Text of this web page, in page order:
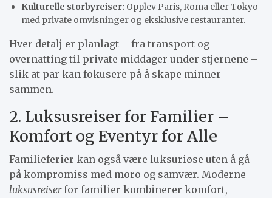
Kulturelle storbyreiser: Opplev Paris, Roma eller Tokyo
med private omvisninger og eksklusive restauranter.
Hver detalj er planlagt – fra transport og
overnatting til private middager under stjernene –
slik at par kan fokusere på å skape minner
sammen.
2. Luksusreiser for Familier –
Komfort og Eventyr for Alle
Familieferier kan også være luksuriøse uten å gå
på kompromiss med moro og samvær. Moderne
luksusreiserfor familier kombinerer komfort,